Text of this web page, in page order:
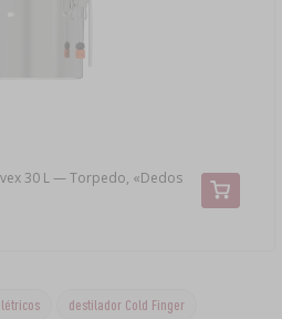
30 L — Torpedo, «Dedos
destilador Cold Finger